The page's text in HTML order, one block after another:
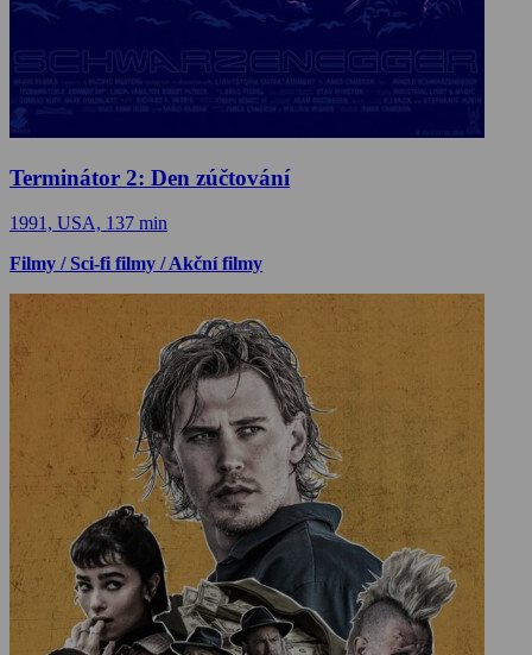
Terminátor 2: Den zúčtování
1991, USA, 137 min
Filmy / Sci-fi filmy / Akční filmy